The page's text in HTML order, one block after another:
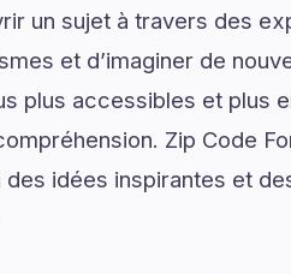
un sujet à travers des
et d’imaginer de
plus accessibles et plus
Zip Code
des idées inspirantes et